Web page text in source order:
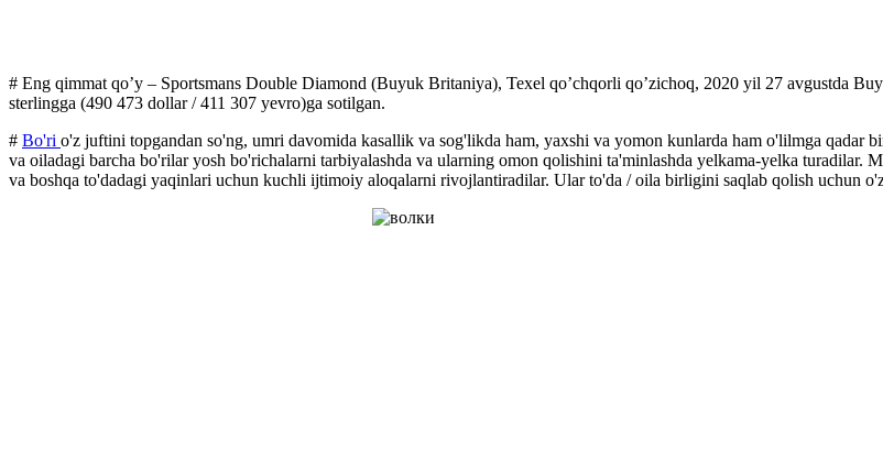
# Eng qimmat qo’y – Sportsmans Double Diamond (Buyuk Britaniya), Texel qo’chqorli qo’zichoq, 2020 yil 27 avgustda
sterlingga (490 473 dollar / 411 307 yevro)ga sotilgan.
# Bo'ri o'z juftini topgandan so'ng, umri davomida kasallik va sog'likda ham, yaxshi va yomon kunlarda ham o'lilmga
va oiladagi barcha bo'rilar yosh bo'richalarni tarbiyalashda va ularning omon qolishini ta'minlashda yelkama-yelka
va boshqa to'dadagi yaqinlari uchun kuchli ijtimoiy aloqalarni rivojlantiradilar. Ular to'da / oila birligini saqlab qolish uchun